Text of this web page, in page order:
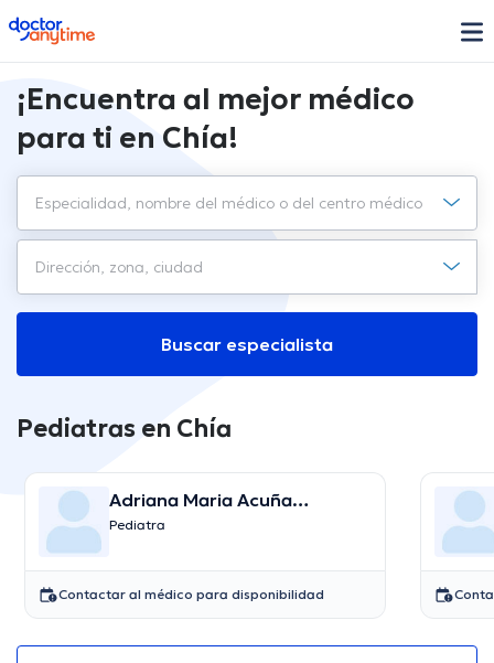
doctoranytime
¡Encuentra al mejor médico
para ti en Chía!
Buscar especialista
Pediatras en Chía
Adriana Maria Acuña
Castrillon
Pediatra
Contactar al médico para disponibilidad